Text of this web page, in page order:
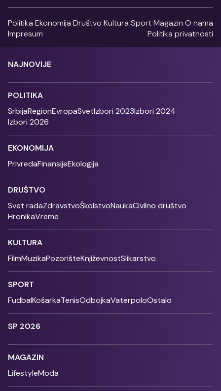
Politika Ekonomija Društvo Kultura SportMagazin O nama
Impresum
Politika privatnosti
NAJNOVIJE
POLITIKA
SrbijaRegionEvropaSvetIzbori 2023Izbori 2024
Izbori 2026
EKONOMIJA
PrivredaFinansijeEkologija
DRUŠTVO
Svet radaZdravstvoŠkolstvoNaukaCivilno društvo
HronikaVreme
KULTURA
FilmMuzikaPozorišteKnjiževnostSlikarstvo
SPORT
FudbalKošarkaTenisOdbojkaVaterpoloOstalo
SP 2026
MAGAZIN
LifestyleModa